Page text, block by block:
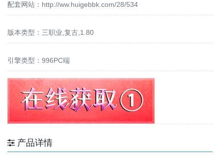
配套网站： http://ww.huigebbk.com/28/534
版本类型：三职业,复古,1.80
引擎类型：996PC端
产品详情